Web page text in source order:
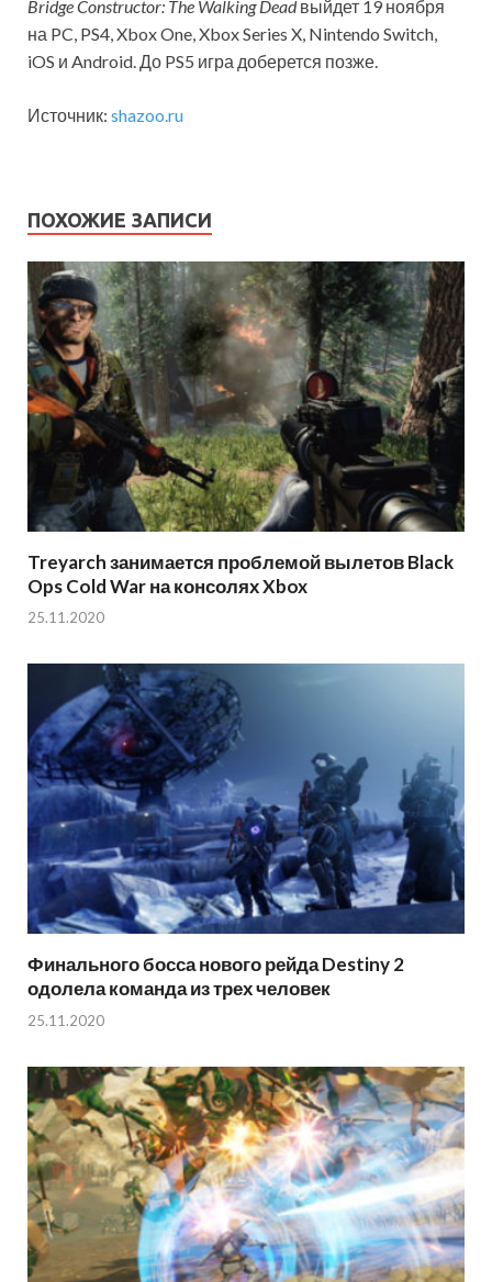
Bridge Constructor: The Walking Deadвыйдет 19 ноября
на PC, PS4, Xbox One, Xbox Series X, Nintendo Switch,
iOS и Android. До PS5 игра доберется позже.
Источник: shazoo.ru
ПОХОЖИЕ ЗАПИСИ
Treyarch занимается проблемой вылетов Black
Ops Cold War на консолях Xbox
25.11.2020
Финального босса нового рейда Destiny 2
одолела команда из трех человек
25.11.2020